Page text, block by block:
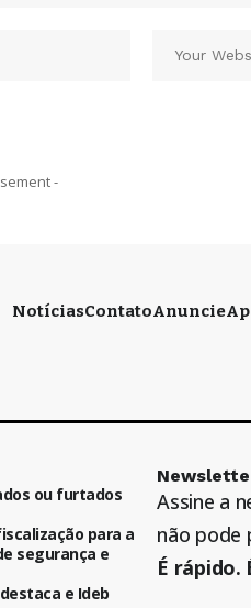
-
NotíciasContatoAnuncie
ou furtados
para a
segurança e
e Ideb
Assine a
não pode
É rápido.